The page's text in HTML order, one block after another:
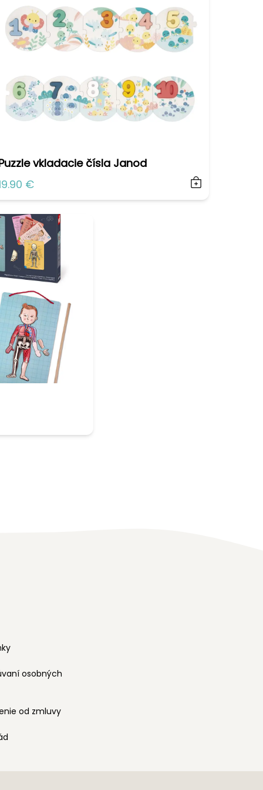
vkladacie čísla Janod
€
osobných
od zmluvy